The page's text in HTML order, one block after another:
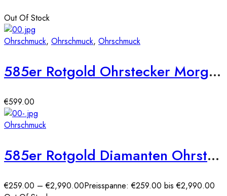
Out Of Stock
Ohrschmuck, Ohrschmuck, Ohrschmuck
585er Rotgold Ohrstecker Morganit Krappenfassung – 0,59ct./36 x Diamanten zus. 0,13ct.
€599.00
Ohrschmuck
585er Rotgold Diamanten Ohrstecker Spannfassung Solitaire
€259.00 –€2,990.00Preisspanne: €259.00 bis €2,990.00